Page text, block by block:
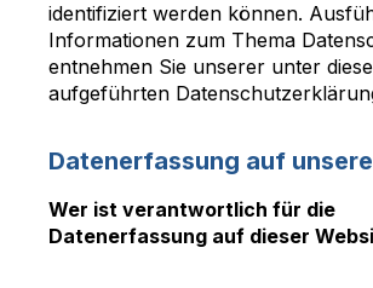
identifiziert werden können.
Informationen zum Thema
entnehmen Sie unserer unter
aufgeführten
Datenerfassung auf
Wer ist verantwortlich für die
Datenerfassung auf dieser